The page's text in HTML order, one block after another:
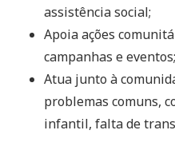
assistência social;
Apoia ações
campanhas e eventos;
Atua junto à
problemas comuns,
infantil, falta de